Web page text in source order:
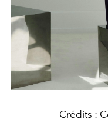
Crédits :